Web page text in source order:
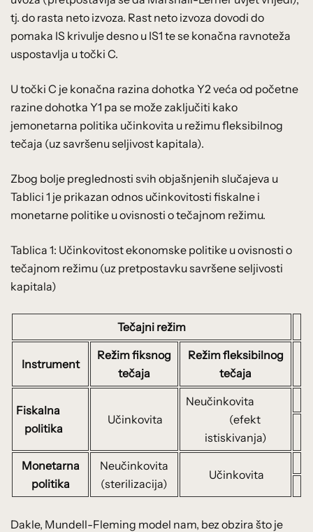
tj. do rasta neto izvoza. Rast neto izvoza dovodi do
pomaka IS krivulje desno u IS1 te se konačna ravnoteža
uspostavlja u točki C.
U točki C je konačna razina dohotka Y2 veća od početne
razine dohotka Y1 pa se može zaključiti kako
jemonetarna politika učinkovita u režimu fleksibilnog
tečaja (uz savršenu seljivost kapitala).
Zbog bolje preglednosti svih objašnjenih slučajeva u
Tablici 1 je prikazan odnos učinkovitosti fiskalne i
monetarne politike u ovisnosti o tečajnom režimu.
Tablica 1: Učinkovitost ekonomske politike u ovisnosti o
tečajnom režimu (uz pretpostavku savršene seljivosti
kapitala)
Tečajni režim
Instrument
Režim fiksnog
tečaja
Režim fleksibilnog
tečaja
Fiskalna
politika
Učinkovita
Neučinkovita
(efekt
istiskivanja)
Monetarna
politika
Neučinkovita
(sterilizacija)
Učinkovita
Dakle, Mundell-Fleming model nam, bez obzira što je